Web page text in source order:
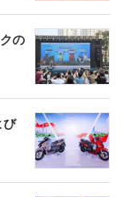
の
び